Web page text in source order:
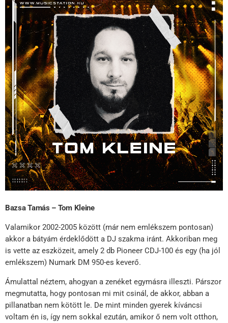
Bazsa Tamás – Tom Kleine
Valamikor 2002-2005 között (már nem emlékszem pontosan)
akkor a bátyám érdeklődött a DJ szakma iránt. Akkoriban meg
is vette az eszközeit, amely 2 db Pioneer CDJ-100 és egy (ha jól
emlékszem) Numark DM 950-es keverő.
Ámulattal néztem, ahogyan a zenéket egymásra illeszti. Párszor
megmutatta, hogy pontosan mi mit csinál, de akkor, abban a
pillanatban nem kötött le. De mint minden gyerek kíváncsi
voltam én is, így nem sokkal ezután, amikor ő nem volt otthon,